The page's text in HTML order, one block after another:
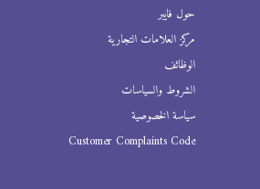
حول فايبر
مركز العلامات التجارية
الوظائف
الشروط والسياسات
سياسة الخصوصية
Customer Complaints Code